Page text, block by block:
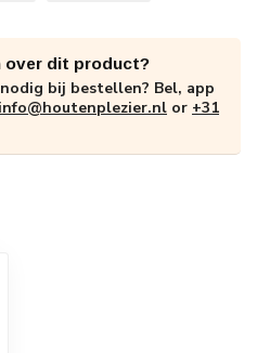
over dit product?
bij bestellen? Bel, app
info@houtenplezier.nl or +31